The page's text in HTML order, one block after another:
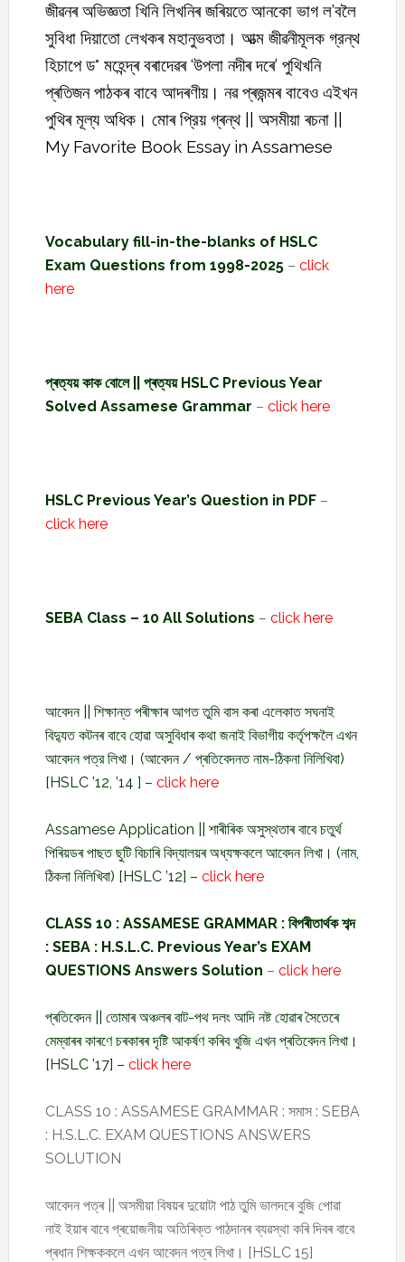
জীৱনৰ অভিজ্ঞতা খিনি লিখনিৰ জৰিয়তে আনকো ভাগ ল’বলৈ
সুবিধা দিয়াতো লেখকৰ মহানুভবতা। আত্ম জীৱনীমূলক গ্রন্থ
হিচাপে ড° মহেন্দ্ৰ বৰাদেৱৰ ‘উপলা নদীৰ দৰে’ পুথিখনি
প্ৰতিজন পাঠকৰ বাবে আদৰণীয়। নৱ প্ৰজন্মৰ বাবেও এইখন
পুথিৰ মূল্য অধিক। মোৰ প্রিয় গ্ৰন্থ || অসমীয়া ৰচনা ||
My Favorite Book Essay in Assamese
Vocabulary fill-in-the-blanks of HSLC
Exam Questions from 1998-2025– click
here
প্ৰত্যয় কাক বোলে || প্ৰত্যয় HSLC Previous Year
Solved Assamese Grammar – click here
HSLC Previous Year’s Question in PDF–
click here
SEBA Class – 10 All Solutions – click here
আবেদন || শিক্ষান্ত পৰীক্ষাৰ আগত তুমি বাস কৰা এলেকাত সঘনাই
বিদ্যুত কটনৰ বাবে হোৱা অসুবিধাৰ কথা জনাই বিভাগীয় কৰ্তৃপক্ষলৈ এখন
আবেদন পত্র লিখা। (আবেদন / প্ৰতিবেদনত নাম-ঠিকনা নিলিখিবা)
[HSLC ’12, ’14 ] – click here
Assamese Application || শাৰীৰিক অসুস্থতাৰ বাবে চতুৰ্থ
পিৰিয়ডৰ পাছত ছুটি বিচাৰি বিদ্যালয়ৰ অধ্যক্ষকলে আবেদন লিখা। (নাম,
ঠিকনা নিলিখিবা) [HSLC ’12] – click here
CLASS 10 : ASSAMESE GRAMMAR : বিপৰীতাৰ্থক শব্দ
: SEBA : H.S.L.C. Previous Year’s EXAM
QUESTIONS Answers Solution – click here
প্ৰতিবেদন || তোমাৰ অঞ্চলৰ বাট-পথ দলং আদি নষ্ট হোৱাৰ সৈতেৰে
মেম্বাৰৰ কাৰণে চৰকাৰৰ দৃষ্টি আকৰ্ষণ কৰিব খুজি এখন প্ৰতিবেদন লিখা।
[HSLC ’17] – click here
CLASS 10 : ASSAMESE GRAMMAR : সমাস : SEBA
: H.S.L.C. EXAM QUESTIONS ANSWERS
SOLUTION
আবেদন পত্ৰ || অসমীয়া বিষয়ৰ দুয়োটা পাঠ তুমি ভালদৰে বুজি পোৱা
নাই ইয়াৰ বাবে প্ৰয়োজনীয় অতিৰিক্ত পাঠদানৰ ব্যৱস্থা কৰি দিবৰ বাবে
প্ৰধান শিক্ষককলে এখন আবেদন পত্ৰ লিখা। [HSLC 15]